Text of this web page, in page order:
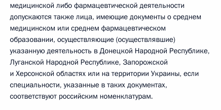
медицинской либо фармацевтической деятельности
допускаются также лица, имеющие документы о среднем
медицинском или среднем фармацевтическом
образовании, осуществляющие (осуществлявшие)
указанную деятельность в Донецкой Народной Республике,
Луганской Народной Республике, Запорожской
и Херсонской областях или на территории Украины, если
специальности, указанные в таких документах,
соответствуют российским номенклатурам.